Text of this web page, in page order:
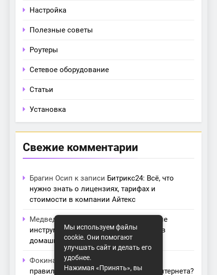
Настройка
Полезные советы
Роутеры
Сетевое оборудование
Статьи
Установка
Свежие комментарии
Брагин Осип к записи Битрикс24: Всё, что
нужно знать о лицензиях, тарифах и
стоимости в компании Айтекс
Медведева Амалия
Основные
инструменты для создания серверов в
домашних условиях
Фокина Невак записи
правильный модем для домашнего интернета?
Мы используем файлы
cookie. Они помогают
улучшать сайт и делать его
удобнее.
Нажимая «Принять», вы